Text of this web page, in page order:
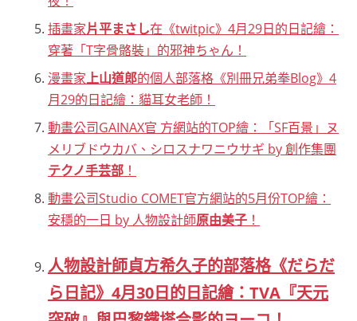
插畫家片平まさし在《twitpic》4月29日的日記繪：
穿著「T字骨骼裝」的邪神ちゃん！
漫畫家上山道郎的個人部落格《別冊兄弟拳Blog》4
月29的日記繪：貓耳女老師！
動畫公司GAINAX官 方網站的TOP繪：「SF百景」ヌ
メリブドウカバ、シロスナワニウサギ by 創作集團
テクノ手芸部 ！
動畫公司Studio COMET官方網站的5月份TOP繪：
安穩的一日 by 人物設計師原由美子 ！
人物設計師貞方希久子的部落格《だらだ
ら日記》4月30日的日記繪：TVA『天元